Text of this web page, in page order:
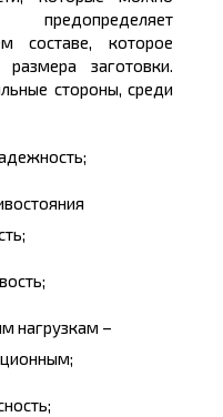
предопределяет
составе, которое
заготовки.
стороны, среди
нагрузкам –